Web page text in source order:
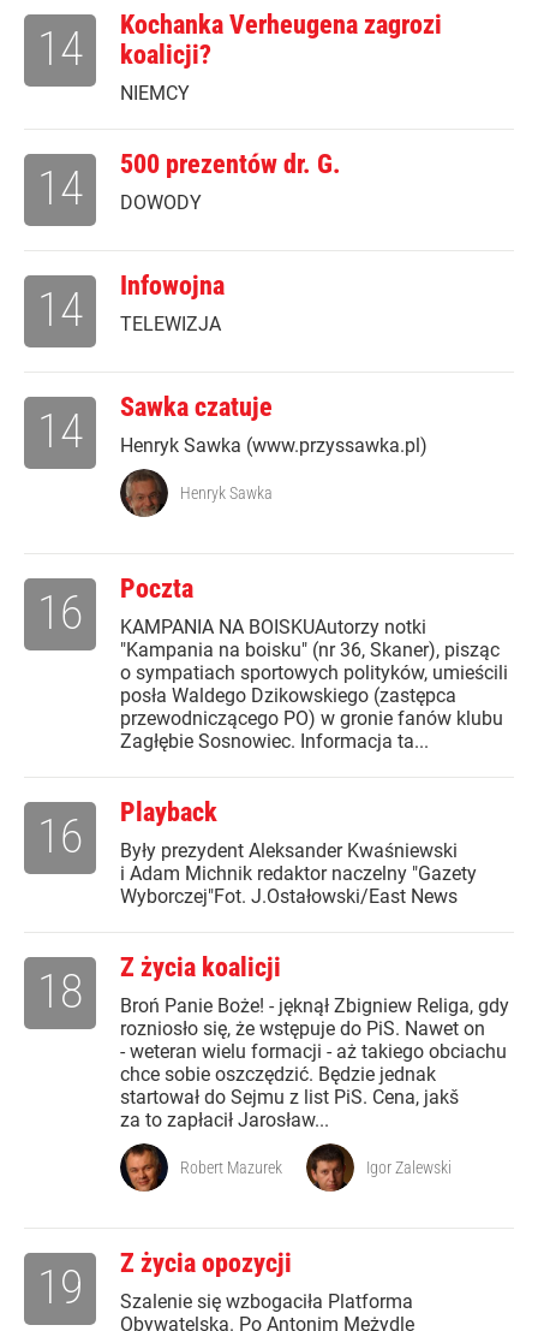
Kochanka Verheugena zagrozi
koalicji?
NIEMCY
14
500 prezentów dr. G.
DOWODY
14
Infowojna
TELEWIZJA
14
Sawka czatuje
Henryk Sawka (www.przyssawka.pl)
14
Henryk Sawka
Poczta
KAMPANIA NA BOISKUAutorzy notki
"Kampania na boisku" (nr 36, Skaner), pisząc
o sympatiach sportowych polityków, umieścili
posła Waldego Dzikowskiego (zastępca
przewodniczącego PO) w gronie fanów klubu
Zagłębie Sosnowiec. Informacja ta...
16
Playback
Były prezydent Aleksander Kwaśniewski
i Adam Michnik redaktor naczelny "Gazety
Wyborczej"Fot. J.Ostałowski/East News
16
Z życia koalicji
Broń Panie Boże! - jęknął Zbigniew Religa, gdy
rozniosło się, że wstępuje do PiS. Nawet on
- weteran wielu formacji - aż takiego obciachu
chce sobie oszczędzić. Będzie jednak
startował do Sejmu z list PiS. Cena, jakš
za to zapłacił Jarosław...
18
Robert Mazurek Igor Zalewski
Z życia opozycji
Szalenie się wzbogaciła Platforma
Obywatelska. Po Antonim Mężydle
19